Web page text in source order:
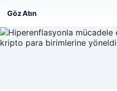
Web sitemizi nasıl
Göz Atın